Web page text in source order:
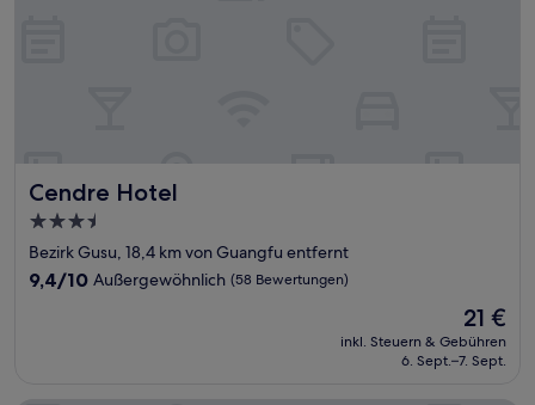
Cendre Hotel
Cendre Hotel
3.5-
Sterne-
Unterkunft
Bezirk Gusu, 18,4 km von Guangfu entfernt
9.4
9,4/10 Außergewöhnlich (58 Bewertungen)
Der
Preis
beträgt
21 €
inkl. Steuern & Gebühren
6. Sept.–7. Sept.